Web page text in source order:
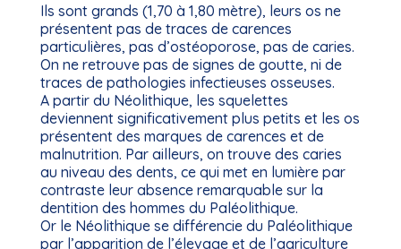
Ils sont grands (1,70 à 1,80 mètre), leurs os ne
présentent pas de traces de carences
particulières, pas d’ostéoporose, pas de caries.
On ne retrouve pas de signes de goutte, ni de
traces de pathologies infectieuses osseuses.
A partir du Néolithique, les squelettes
deviennent significativement plus petits et les os
présentent des marques de carences et de
malnutrition. Par ailleurs, on trouve des caries
au niveau des dents, ce qui met en lumière par
contraste leur absence remarquable sur la
dentition des hommes du Paléolithique.
Or le Néolithique se différencie du Paléolithique
par l’apparition de l’élevage et de l’agriculture